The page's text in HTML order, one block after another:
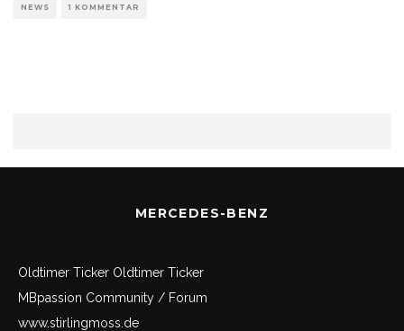
NEWS 1 KOMMENTAR
MERCEDES-BENZ
Oldtimer Ticker Oldtimer Ticker
MBpassion Community / Forum
www.stirlingmoss.de